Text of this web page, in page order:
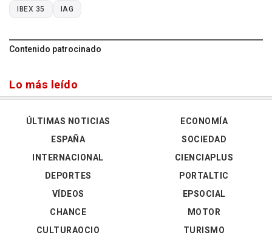
IBEX 35 IAG
Contenido patrocinado
Lo más leído
ÚLTIMAS NOTICIAS
ESPAÑA
INTERNACIONAL
DEPORTES
VÍDEOS
ECONOMÍA
SOCIEDAD
CIENCIAPLUS
PORTALTIC
EPSOCIAL
CHANCE
CULTURAOCIO
MOTOR
TURISMO